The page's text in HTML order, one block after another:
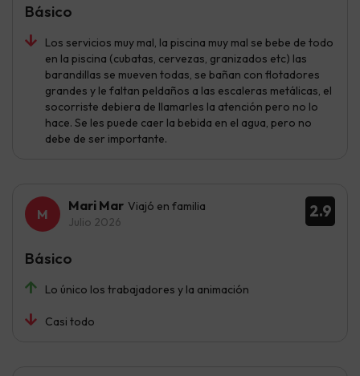
Los servicios muy mal, la piscina muy mal se bebe de todo
en la piscina (cubatas, cervezas, granizados etc) las
barandillas se mueven todas, se bañan con flotadores
grandes y le faltan peldaños a las escaleras metálicas, el
socorriste debiera de llamarles la atención pero no lo
hace. Se les puede caer la bebida en el agua, pero no
debe de ser importante.
Básico
2.9
Mari Mar Viajó en familia
Julio 2026
Lo único los trabajadores y la animación
Casi todo
Básico